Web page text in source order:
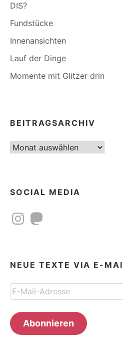
DIS?
Fundstücke
Innenansichten
Lauf der Dinge
Momente mit Glitzer drin
BEITRAGSARCHIV
Beitragsarchiv
SOCIAL MEDIA
InstagramMastodon
NEUE TEXTE VIA E-
E-
Mail-
Adresse
Abonnieren